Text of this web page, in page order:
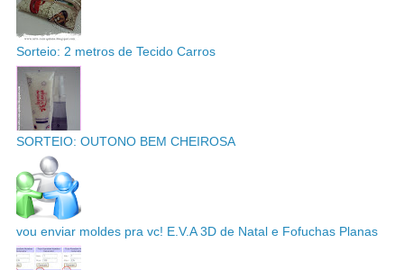
Sorteio: 2 metros de Tecido Carros
SORTEIO: OUTONO BEM CHEIROSA
vou enviar moldes pra vc! E.V.A 3D de Natal e Fofuchas Planas